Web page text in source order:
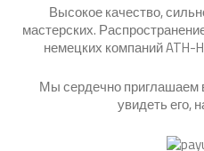
Высокое качество,
мастерских.
немецких компаний ATH-
Мы сердечно приглашаем
увидеть его,